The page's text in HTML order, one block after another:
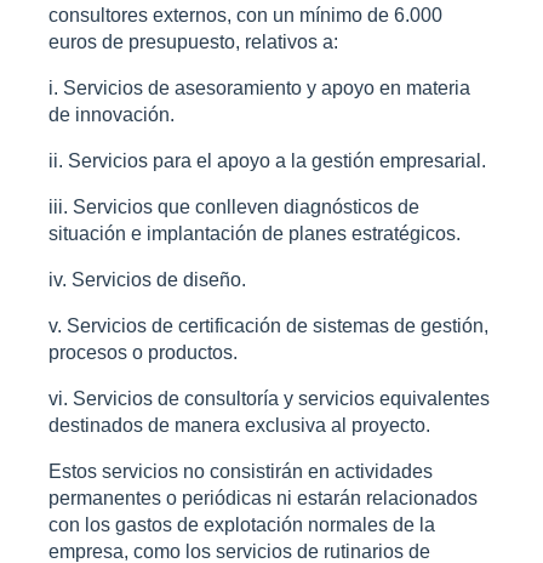
consultores externos, con un mínimo de 6.000
euros de presupuesto, relativos a:
i. Servicios de asesoramiento y apoyo en materia
de innovación.
ii. Servicios para el apoyo a la gestión empresarial.
iii. Servicios que conlleven diagnósticos de
situación e implantación de planes estratégicos.
iv. Servicios de diseño.
v. Servicios de certificación de sistemas de gestión,
procesos o productos.
vi. Servicios de consultoría y servicios equivalentes
destinados de manera exclusiva al proyecto.
Estos servicios no consistirán en actividades
permanentes o periódicas ni estarán relacionados
con los gastos de explotación normales de la
empresa, como los servicios de rutinarios de